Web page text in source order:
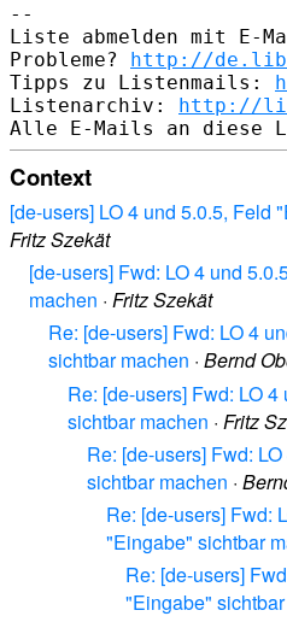
--
Liste abmelden mit E-
Probleme? http://
Tipps zu Listenmails:
Listenarchiv: http://
Context
[de-users] LO 4 und 5.0.5, Feld
Fritz Szekät
[de-users] Fwd: LO 4 und
machen · Fritz Szekät
Re: [de-users] Fwd: LO 4
sichtbar machen · Bernd
Re: [de-users] Fwd: LO
sichtbar machen · Fritz
Re: [de-users] Fwd:
sichtbar machen ·
Re: [de-users] Fwd:
"Eingabe" sichtbar
Re: [de-users]
"Eingabe"